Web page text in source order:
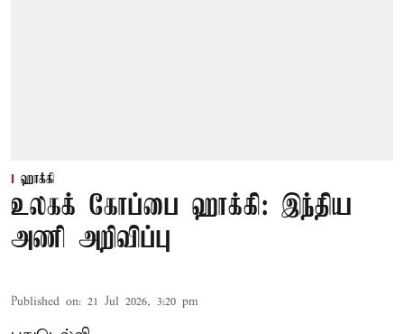
ஹாக்கி
உலகக் கோப்பை ஹாக்கி: இந்திய
அணி அறிவிப்பு
Published on: 21 Jul 2026, 3:20 pm